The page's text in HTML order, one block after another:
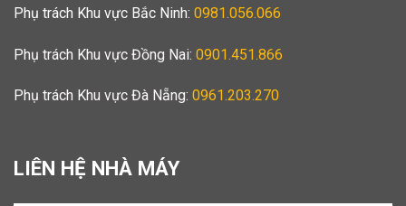
Phụ trách Khu vực Bắc Ninh: 0981.056.066
Phụ trách Khu vực Đồng Nai: 0901.451.866
Phụ trách Khu vực Đà Nẵng: 0961.203.270
LIÊN HỆ NHÀ MÁY